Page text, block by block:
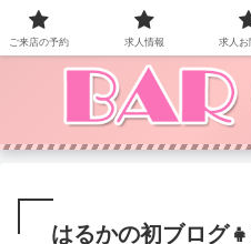
BAR CIEL！ご来
はるかの初ブログ
ご来店の予約 求人情報 求人お